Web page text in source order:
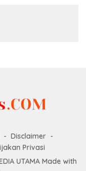
Disclaimer
Privasi
UTAMA Made with